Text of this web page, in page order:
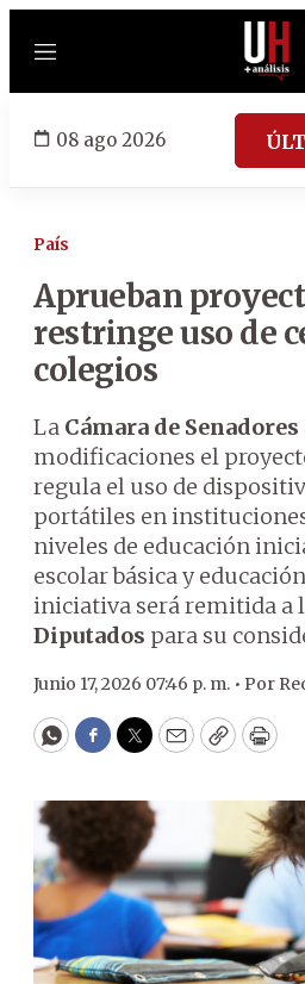
Menú
08 ago 2026
País
Aprueban
restringe uso de
colegios
La Cámara de Senadores
modificaciones el
regula el uso de
portátiles en
niveles de educación
escolar básica y
iniciativa será remitida a
Diputados para su
Junio 17, 2026 07:46 p. m. • Por
WhatsApp
Facebook
Twitter
EmailCopyPrint